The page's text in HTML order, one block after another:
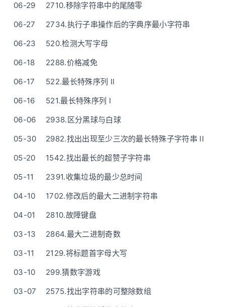
06-29
2710.移除字符串中的尾随零
06-27
2734.执行子串操作后的字典序最小字符串
06-23
520.检测大写字母
06-18
2288.价格减免
06-17
522.最长特殊序列 II
06-16
521.最长特殊序列 Ⅰ
06-06
2938.区分黑球与白球
05-30
2982.找出出现至少三次的最长特殊子字符串 II
05-20
1542.找出最长的超赞子字符串
05-11
2391.收集垃圾的最少总时间
04-10
1702.修改后的最大二进制字符串
04-01
2810.故障键盘
03-13
2864.最大二进制奇数
03-11
2129.将标题首字母大写
03-10
299.猜数字游戏
03-07
2575.找出字符串的可整除数组